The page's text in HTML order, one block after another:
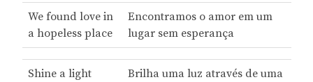
We found love in
a hopeless place
Encontramos o amor em um
lugar sem esperança
Shine a light
Brilha uma luz através de uma